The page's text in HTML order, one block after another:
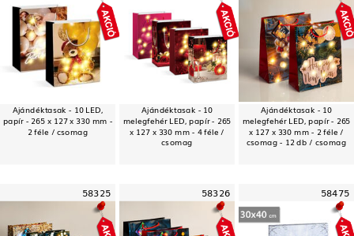
Ajándéktasak - 10 LED,
papír - 265 x 127 x 330 mm -
2 féle / csomag
Ajándéktasak - 10
melegfehér LED, papír - 265
x 127 x 330 mm - 4 féle /
csomag
Ajándéktasak - 10
melegfehér LED, papír - 265
x 127 x 330 mm - 2 féle /
csomag - 12 db / csomag
58325 58326 58475